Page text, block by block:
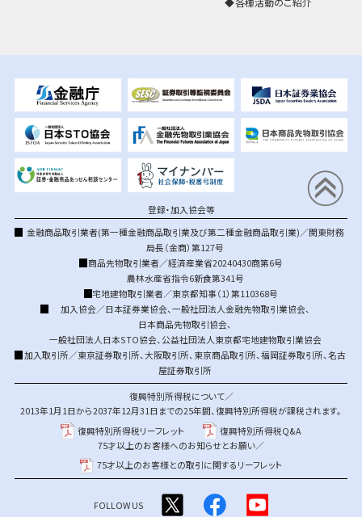
登録・加入協会等
金融商品取引業者(第一種金融商品取引業及び第二種金融商品取引業)／関東財務
局長（金商）第127号
商品先物取引業者／経済産業省20240430商第6号
農林水産省指令6新食第341号
宅地建物取引業者／東京都知事（1）第110368号
加入協会／日本証券業協会、 一般社団法人金融先物取引業協会、
日本商品先物取引協会、
一般社団法人日本STO協会、 公益社団法人東京都宅地建物取引業協会
加入取引所／東京証券取引所、大阪取引所、 東京商品取引所、福岡証券取引所、名古
屋証券取引所
復興特別所得税について／
2013年1月1日から2037年12月31日までの25年間、復興特別所得税が課税されます。
復興特別所得税リーフレット
復興特別所得税Q&A
75才以上のお客様へのお知らせとお願い／
75才以上のお客様との取引に関するリーフレット
FOLLOW US